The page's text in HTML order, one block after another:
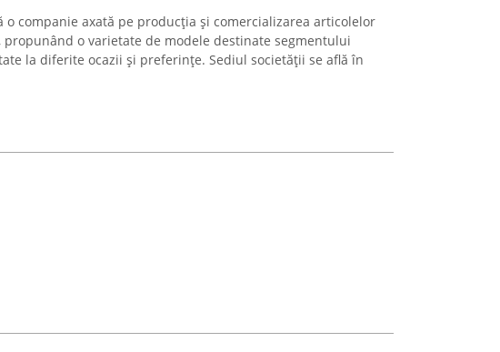
o companie axată pe producția și comercializarea articolelor
o varietate de modele destinate segmentului
la diferite ocazii și preferințe. Sediul societății se află în